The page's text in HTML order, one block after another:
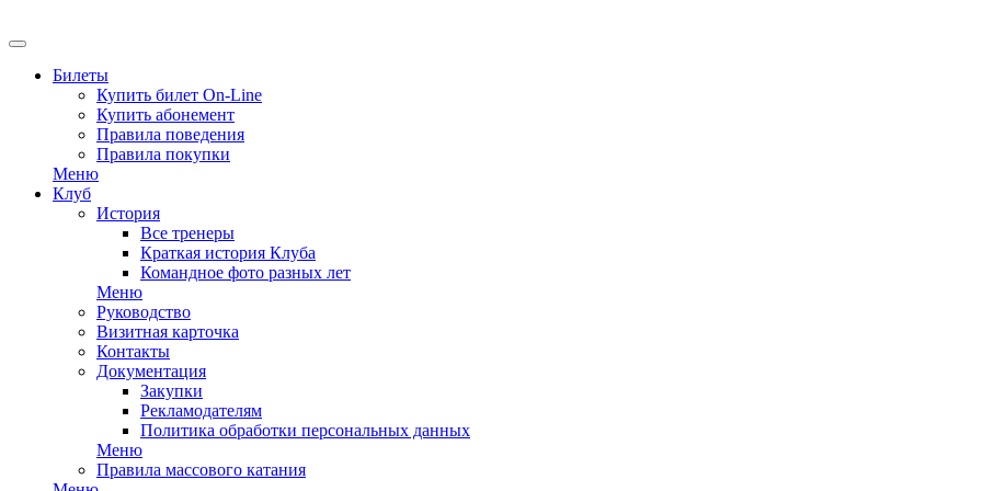
Билеты
Купить билет On-Line
Купить абонемент
Правила поведения
Правила покупки
Меню
Клуб
История
Все тренеры
Краткая история Клуба
Командное фото разных лет
Меню
Руководство
Визитная карточка
Контакты
Документация
Закупки
Рекламодателям
Политика обработки персональных данных
Меню
Правила массового катания